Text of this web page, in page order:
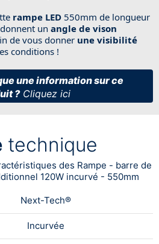
rampe LED 550mm de longueur
un angle de vison
de vous donner une visibilité
conditions !
une information sur ce
? Cliquez ici
technique
des Rampe - barre de
120W incurvé - 550mm
Next-Tech®
Incurvée